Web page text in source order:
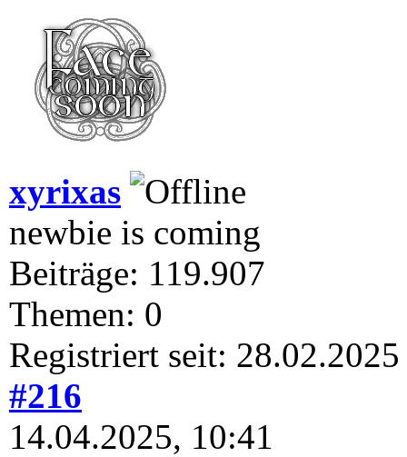
xyrixas
newbie is coming
Beiträge: 119.907
Themen: 0
Registriert seit: 28.02.2025
#216
14.04.2025, 10:41